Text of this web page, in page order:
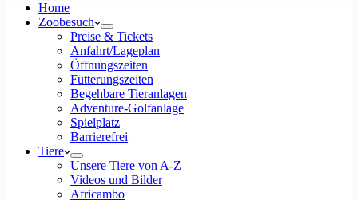
Home
Zoobesuch
Preise & Tickets
Anfahrt/Lageplan
Öffnungszeiten
Fütterungszeiten
Begehbare Tieranlagen
Adventure-Golfanlage
Spielplatz
Barrierefrei
Tiere
Unsere Tiere von A-Z
Videos und Bilder
Africambo